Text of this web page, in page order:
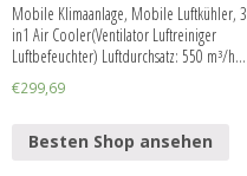
Mobile Klimaanlage, Mobile Luftkühler, 3
in1 Air Cooler(Ventilator Luftreiniger
Luftbefeuchter) Luftdurchsatz: 550 m³/h…
€299,69
Besten Shop ansehen